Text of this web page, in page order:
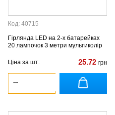
Код: 40715
Гірлянда LED на 2-х батарейках
20 лампочок 3 метри мультиколір
Ціна за шт: 25.72 грн